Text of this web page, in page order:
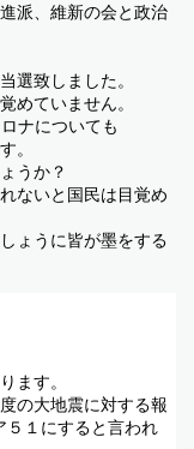
派、維新の会と政治
選致しました。
めていません。
ナについても
。
うか？
ないと国民は目覚め
ょうに皆が墨をする
ます。
の大地震に対する報
５１にすると言われ